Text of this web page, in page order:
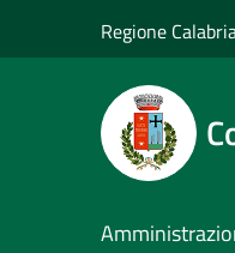
Regione